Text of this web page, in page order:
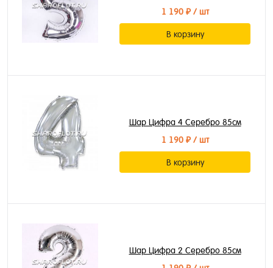
1 190 ₽/ шт
В корзину
Шар Цифра 4 Серебро 85см
1 190 ₽/ шт
В корзину
Шар Цифра 2 Серебро 85см